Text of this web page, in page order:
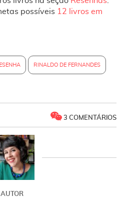
possíveis 12 livros em
RINALDO DE FERNANDES
3 COMENTÁRIOS
AUTOR